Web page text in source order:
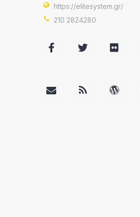
https://elitesystem.gr/
210 2824280